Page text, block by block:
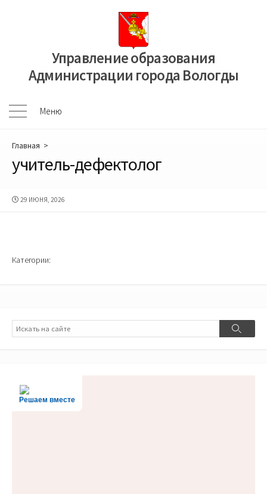
Управление образования
Администрации города Вологды
Меню
Меню
Главная >
учитель-дефектолог
ДАТА
29 ИЮНЯ, 2026
Категории:
Поиск
Поиск
Решаем вместе